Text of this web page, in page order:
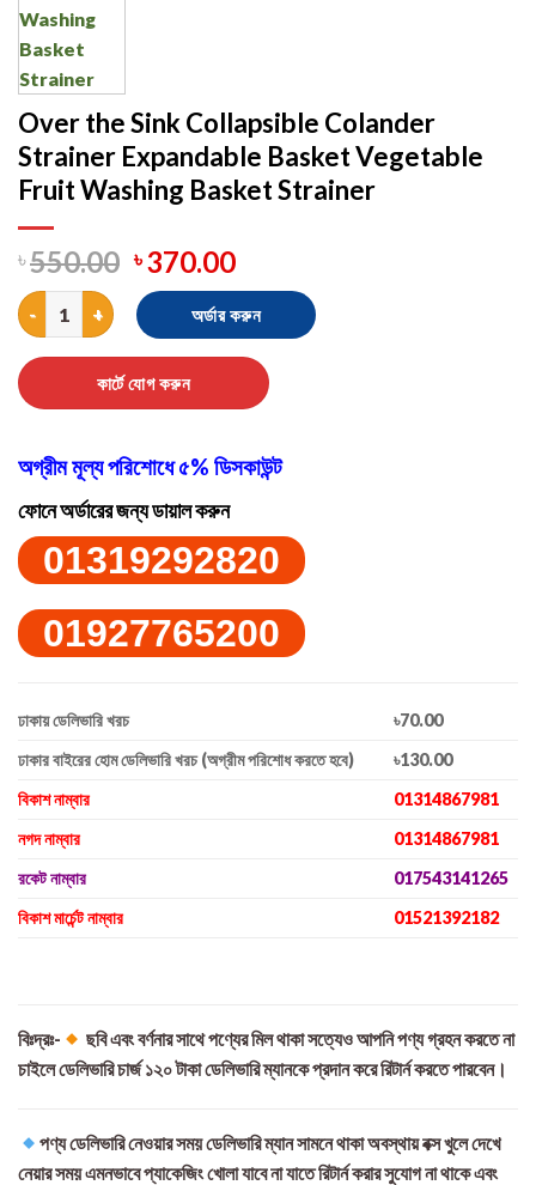
Over the Sink Collapsible Colander
Strainer Expandable Basket Vegetable
Fruit Washing Basket Strainer
৳550.00 ৳370.00
Over the Sink Collapsible Colander Strainer Expandable
অর্ডার করুন
কার্টে যোগ করুন
অগ্রীম মূল্য পরিশোধে ৫% ডিসকাউন্ট
ফোনে অর্ডারের জন্য ডায়াল করুন
01319292820
01927765200
ঢাকায় ডেলিভারি খরচ
৳70.00
ঢাকার বাইরের হোম ডেলিভারি খরচ (অগ্রীম পরিশোধ করতে হবে)
৳130.00
বিকাশ নাম্বার
01314867981
নগদ নাম্বার
01314867981
রকেট নাম্বার
017543141265
বিকাশ মার্চেন্ট নাম্বার
01521392182
বিঃদ্রঃ-
ছবি এবং বর্ণনার সাথে পণ্যের মিল থাকা সত্যেও আপনি পণ্য গ্রহন করতে না
চাইলে ডেলিভারি চার্জ ১২০ টাকা ডেলিভারি ম্যানকে প্রদান করে রিটার্ন করতে পারবেন।
পণ্য ডেলিভারি নেওয়ার সময় ডেলিভারি ম্যান সামনে থাকা অবস্থায় বক্স খুলে দেখে
নেয়ার সময় এমনভাবে প্যাকেজিং খোলা যাবে না যাতে রিটার্ন করার সুযোগ না থাকে এবং